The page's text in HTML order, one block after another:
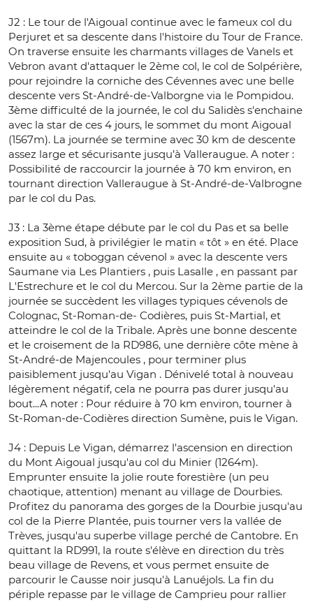
J2 : Le tour de l'Aigoual continue avec le fameux col du
Perjuret et sa descente dans l'histoire du Tour de France.
On traverse ensuite les charmants villages de Vanels et
Vebron avant d'attaquer le 2ème col, le col de Solpérière,
pour rejoindre la corniche des Cévennes avec une belle
descente vers St-André-de-Valborgne via le Pompidou.
3ème difficulté de la journée, le col du Salidès s'enchaine
avec la star de ces 4 jours, le sommet du mont Aigoual
(1567m). La journée se termine avec 30 km de descente
assez large et sécurisante jusqu’à Valleraugue. A noter :
Possibilité de raccourcir la journée à 70 km environ, en
tournant direction Valleraugue à St-André-de-Valbrogne
par le col du Pas.
J3 : La 3ème étape débute par le col du Pas et sa belle
exposition Sud, à privilégier le matin « tôt » en été. Place
ensuite au « toboggan cévenol » avec la descente vers
Saumane via Les Plantiers , puis Lasalle , en passant par
L'Estrechure et le col du Mercou. Sur la 2ème partie de la
journée se succèdent les villages typiques cévenols de
Colognac, St-Roman-de- Codières, puis St-Martial, et
atteindre le col de la Tribale. Après une bonne descente
et le croisement de la RD986, une dernière côte mène à
St-André-de Majencoules , pour terminer plus
paisiblement jusqu'au Vigan . Dénivelé total à nouveau
légèrement négatif, cela ne pourra pas durer jusqu'au
bout...A noter : Pour réduire à 70 km environ, tourner à
St-Roman-de-Codières direction Sumène, puis le Vigan.
J4 : Depuis Le Vigan, démarrez l'ascension en direction
du Mont Aigoual jusqu'au col du Minier (1264m).
Emprunter ensuite la jolie route forestière (un peu
chaotique, attention) menant au village de Dourbies.
Profitez du panorama des gorges de la Dourbie jusqu'au
col de la Pierre Plantée, puis tourner vers la vallée de
Trèves, jusqu'au superbe village perché de Cantobre. En
quittant la RD991, la route s'élève en direction du très
beau village de Revens, et vous permet ensuite de
parcourir le Causse noir jusqu'à Lanuéjols. La fin du
périple repasse par le village de Camprieu pour rallier